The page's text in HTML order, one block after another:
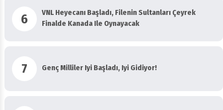
6
VNL Heyecanı Başladı, Filenin Sultanları Çeyrek
Finalde Kanada Ile Oynayacak
7 Genç Milliler Iyi Başladı, Iyi Gidiyor!